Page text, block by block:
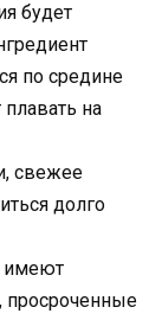
будет
по средине
на
свежее
долго
имеют
просроченные